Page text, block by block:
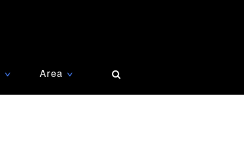
∨ Area ∨